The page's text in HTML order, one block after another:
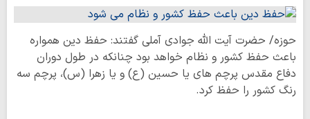
حوزه/ حضرت آیت الله جوادی آملی گفتند: حفظ دین همواره
باعث حفظ کشور و نظام خواهد بود چنانکه در طول دوران
دفاع مقدس پرچم های یا حسین (ع) و یا زهرا (س)، پرچم سه
رنگ کشور را حفظ کرد.